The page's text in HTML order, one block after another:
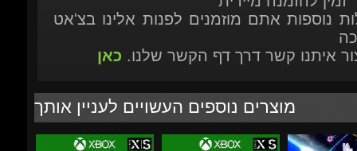
מוצרים נוספים העשויים לעניין אותך